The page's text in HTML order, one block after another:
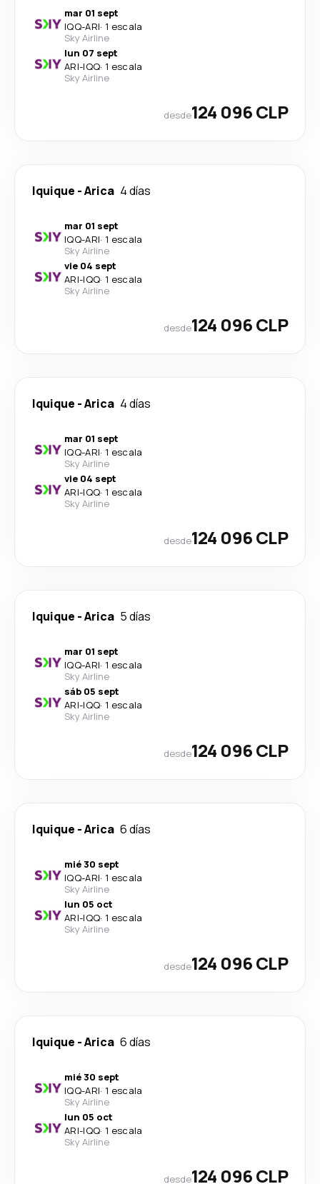
mar 01 sept
IQQ-ARI· 1 escala
Sky Airline
lun 07 sept
ARI-IQQ· 1 escala
Sky Airline
desde124 096 CLP
Iquique -Arica 4 días
mar 01 sept
IQQ-ARI· 1 escala
Sky Airline
vie 04 sept
ARI-IQQ· 1 escala
Sky Airline
desde124 096 CLP
Iquique -Arica 4 días
mar 01 sept
IQQ-ARI· 1 escala
Sky Airline
vie 04 sept
ARI-IQQ· 1 escala
Sky Airline
desde124 096 CLP
Iquique -Arica 5 días
mar 01 sept
IQQ-ARI· 1 escala
Sky Airline
sáb 05 sept
ARI-IQQ· 1 escala
Sky Airline
desde124 096 CLP
Iquique -Arica 6 días
mié 30 sept
IQQ-ARI· 1 escala
Sky Airline
lun 05 oct
ARI-IQQ· 1 escala
Sky Airline
desde124 096 CLP
Iquique -Arica 6 días
mié 30 sept
IQQ-ARI· 1 escala
Sky Airline
lun 05 oct
ARI-IQQ· 1 escala
Sky Airline
desde124 096 CLP